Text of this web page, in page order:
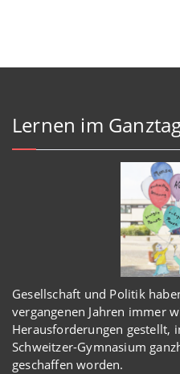
Lernen im
Gesellschaft und Politik
vergangenen Jahren immer
Herausforderungen gestellt,
Schweitzer-Gymnasium
geschaffen worden.